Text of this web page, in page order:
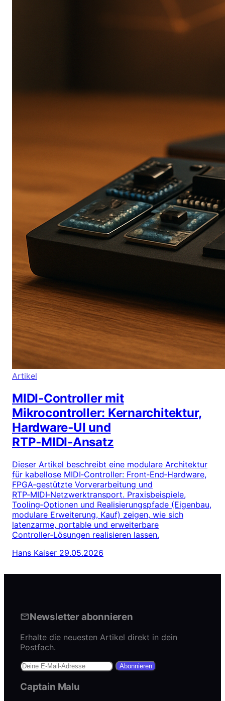
Artikel
MIDI‑Controller mit
Mikrocontroller: Kernarchitektur,
Hardware‑UI und
RTP‑MIDI‑Ansatz
Dieser Artikel beschreibt eine modulare Architektur
für kabellose MIDI‑Controller: Front‑End‑Hardware,
FPGA‑gestützte Vorverarbeitung und
RTP‑MIDI‑Netzwerktransport. Praxisbeispiele,
Tooling‑Optionen und Realisierungspfade (Eigenbau,
modulare Erweiterung, Kauf) zeigen, wie sich
latenzarme, portable und erweiterbare
Controller‑Lösungen realisieren lassen.
Hans Kaiser 29.05.2026
Newsletter abonnieren
Erhalte die neuesten Artikel direkt in dein
Postfach.
Abonnieren
Captain Malu